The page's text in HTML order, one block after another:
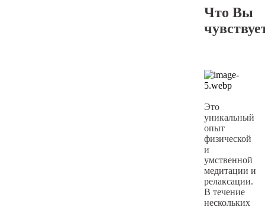
Что Вы
Это
уникальный
опыт
физической
и
умственной
медитации и
релаксации.
В течение
нескольких